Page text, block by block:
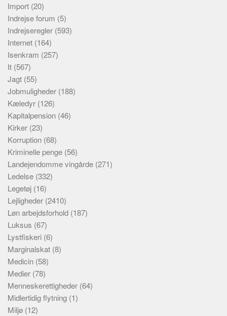
Import (20)
Indrejse forum (5)
Indrejseregler (593)
Internet (164)
Isenkram (257)
It (567)
Jagt (55)
Jobmuligheder (188)
Kæledyr (126)
Kapitalpension (46)
Kirker (23)
Korruption (68)
Kriminelle penge (56)
Landejendomme vingårde (271)
Ledelse (332)
Legetøj (16)
Lejligheder (2410)
Løn arbejdsforhold (187)
Luksus (67)
Lystfiskeri (6)
Marginalskat (8)
Medicin (58)
Medier (78)
Menneskerettigheder (64)
Midlertidig flytning (1)
Miljø (12)